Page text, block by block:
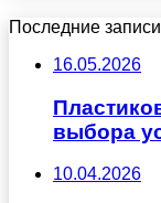
Последние записи
16.05.2026
выбора
10.04.2026